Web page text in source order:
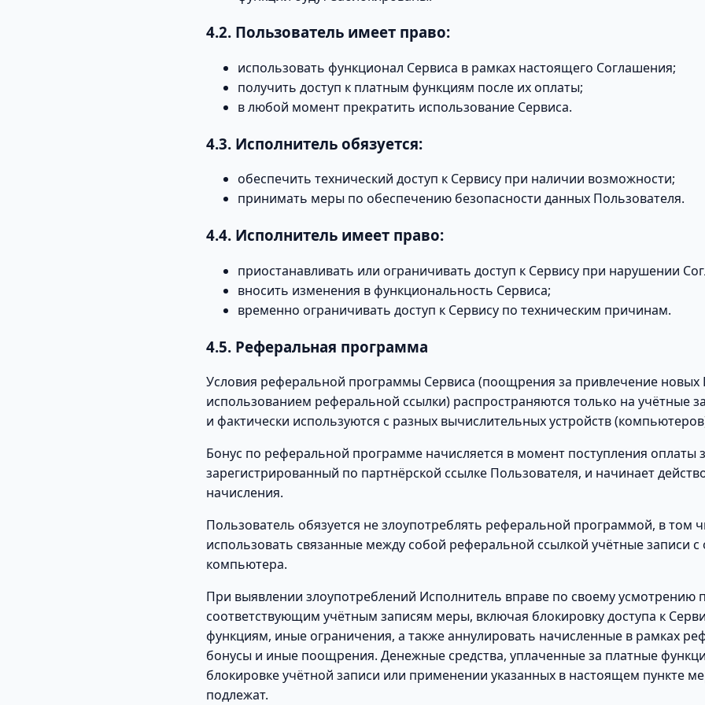
4.2. Пользователь имеет право:
использовать функционал Сервиса в рамках настоящего Соглашения;
получить доступ к платным функциям после их оплаты;
в любой момент прекратить использование Сервиса.
4.3. Исполнитель обязуется:
обеспечить технический доступ к Сервису при наличии возможности;
принимать меры по обеспечению безопасности данных Пользователя.
4.4. Исполнитель имеет право:
приостанавливать или ограничивать доступ к Сервису при нарушении
вносить изменения в функциональность Сервиса;
временно ограничивать доступ к Сервису по техническим причинам.
4.5. Реферальная программа
Условия реферальной программы Сервиса (поощрения за привлечение новых
использованием реферальной ссылки) распространяются только на учётные
и фактически используются с разных вычислительных устройств
Бонус по реферальной программе начисляется в момент поступления оплаты
зарегистрированный по партнёрской ссылке Пользователя, и начинает
начисления.
Пользователь обязуется не злоупотреблять реферальной программой, в том
использовать связанные между собой реферальной ссылкой учётные записи с
компьютера.
При выявлении злоупотреблений Исполнитель вправе по своему усмотрению
соответствующим учётным записям меры, включая блокировку доступа к
функциям, иные ограничения, а также аннулировать начисленные в рамках
бонусы и иные поощрения. Денежные средства, уплаченные за платные
блокировке учётной записи или применении указанных в настоящем пункте
подлежат.